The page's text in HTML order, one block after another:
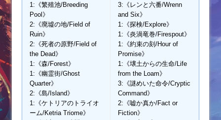
1:《繁殖池/Breeding
Pool》
2:《廃墟の地/Field of
Ruin》
2:《死者の原野/Field of
the Dead》
1:《森/Forest》
1:《幽霊街/Ghost
Quarter》
2:《島/Island》
1:《ケトリアのトライオ
ーム/Ketria Triome》
3:《レンと六番/Wrenn
and Six》
1:《探検/Explore》
1:《炎渦竜巻/Firespout》
1:《約束の刻/Hour of
Promise》
1:《壌土からの生命/Life
from the Loam》
3:《謎めいた命令/Cryptic
Command》
2:《嘘か真か/Fact or
Fiction》